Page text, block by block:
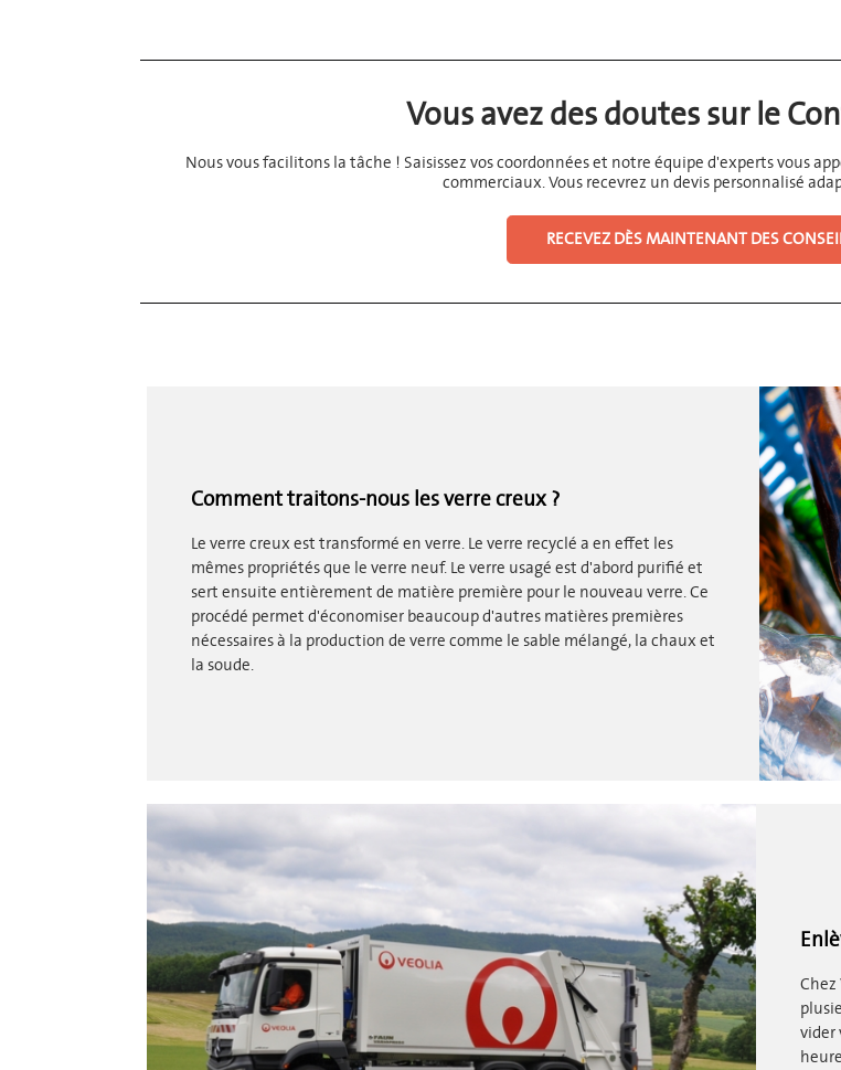
Vous avez des doutes sur le
Nous vous facilitons la tâche ! Saisissez vos coordonnées et notre équipe d'experts vous
commerciaux.Vous recevrez un devis personnalisé
RECEVEZ DÈS MAINTENANT DES
Comment traitons-nous les verre creux ?
Le verre creux est transformé en verre. Le verre recyclé a en effet les
mêmes propriétés que le verre neuf. Le verre usagé est d'abord purifié et
sert ensuite entièrement de matière première pour le nouveau verre. Ce
procédé permet d'économiser beaucoup d'autres matières premières
nécessaires à la production de verre comme le sable mélangé, la chaux et
la soude.
vider